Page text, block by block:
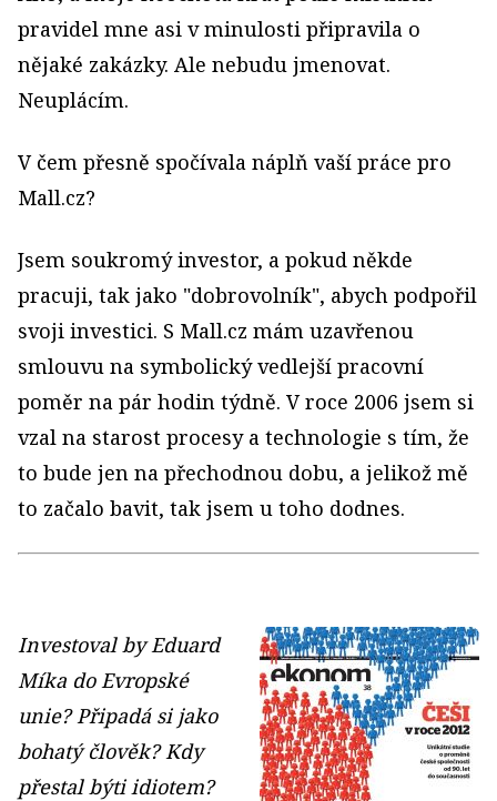
pravidel mne asi v minulosti připravila o
nějaké zakázky. Ale nebudu jmenovat.
Neuplácím.
V čem přesně spočívala náplň vaší práce pro
Mall.cz?
Jsem soukromý investor, a pokud někde
pracuji, tak jako "dobrovolník", abych podpořil
svoji investici. S Mall.cz mám uzavřenou
smlouvu na symbolický vedlejší pracovní
poměr na pár hodin týdně. V roce 2006 jsem si
vzal na starost procesy a technologie s tím, že
to bude jen na přechodnou dobu, a jelikož mě
to začalo bavit, tak jsem u toho dodnes.
Investoval by Eduard
Míka do Evropské
unie? Připadá si jako
bohatý člověk? Kdy
přestal býti idiotem?